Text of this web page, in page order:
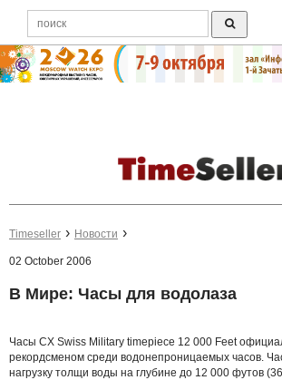
Timeseller Новости
02 October 2006
В Мире: Часы для водолаза
Часы CX Swiss Military timepiece 12 000 Feet
рекордсменом среди водонепроницаемых часов.
нагрузку толщи воды на глубине до 12 000 футов